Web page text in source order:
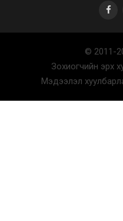
© 2011-
Зохиогчийн эрх
Мэдээлэл